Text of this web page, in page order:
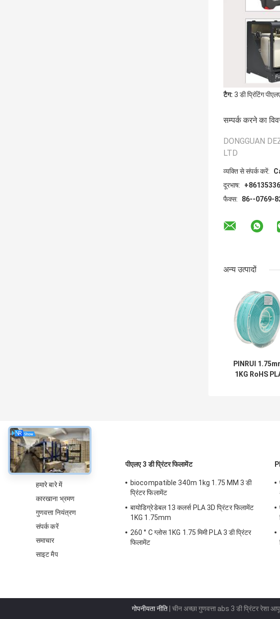
टैग: 3 डी प्रिंटिंग
सम्पर्क करने का
DONGGUAN
LTD
व्यक्ति से संपर्क करें:
दूरभाष:
फैक्स:
86--0769-
अन्य उत्पादों
PINRUI
1KG RoHS
के बारे में
हमारे बारे में
कारखाना भ्रमण
गुणवत्ता नियंत्रण
संपर्क करें
समाचार
साइट मैप
पीएलए 3 डी प्रिंटर फिलामेंट
biocompatible 340m 1kg 1.75 MM 3 डी
प्रिंटर फिलामेंट
बायोडिग्रेडेबल 13 कलर्स PLA 3D प्रिंटर फिलामेंट
1KG 1.75mm
260 ° C ग्लोस 1KG 1.75 मिमी PLA 3 डी प्रिंटर
फिलामेंट
गोपनीयता नीति| चीन अच्छा गुणवत्ता abs 3 डी प्रिंटर रेशा